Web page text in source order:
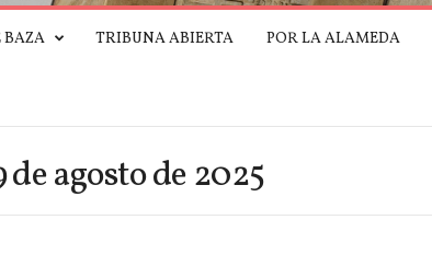
BAZA TRIBUNA ABIERTA POR LA ALAMEDA
agosto de 2025